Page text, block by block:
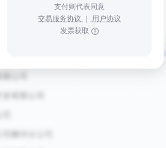
支付则代表同意
交易服务协议 ｜ 用户协议
发票获取